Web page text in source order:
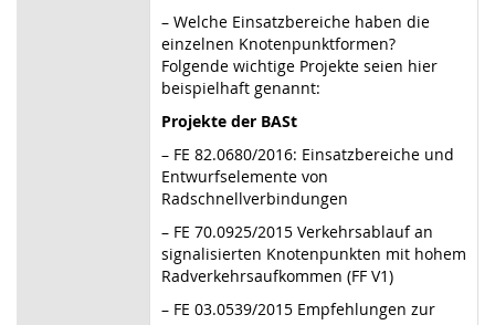
– Welche Einsatzbereiche haben die
einzelnen Knotenpunktformen?
Folgende wichtige Projekte seien hier
beispielhaft genannt:
Projekte der BASt
– FE 82.0680/2016: Einsatzbereiche und
Entwurfselemente von
Radschnellverbindungen
– FE 70.0925/2015 Verkehrsablauf an
signalisierten Knotenpunkten mit hohem
Radverkehrsaufkommen (FF V1)
– FE 03.0539/2015 Empfehlungen zur